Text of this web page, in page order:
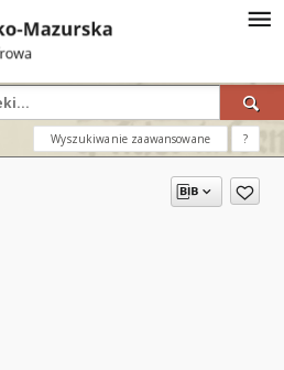
Wyszukiwanie zaawansowane ?